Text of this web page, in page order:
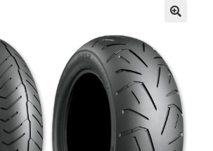
Expand
Expand
child
menu